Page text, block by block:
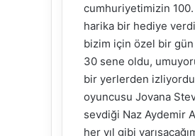
cumhuriyetimizin 100.
harika bir hediye
bizim için özel bir gün
30 sene oldu,
bir yerlerden
oyuncusu Jovana
sevdiği Naz Aydemir
her yıl gibi